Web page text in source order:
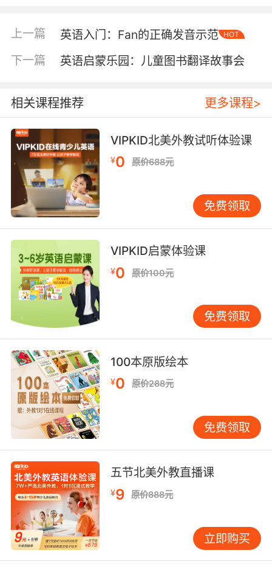
活，能够激发他们的阅读兴趣。 注重语言难度：
绘本的文字应简单易懂，避免使用过于复杂的句
式和生僻词汇。 考虑互动性：选择带有互动元素
的绘本，如翻翻书或触摸书，能够增强孩子的参
家长的引导方式直接影响孩子的学习效果。以下
是一些实用的阅读技巧： 亲子共读：与孩子一起
阅读绘本，不仅能够增进亲子关系，还能通过互
动帮助孩子理解故事内容。 重复阅读：多次阅读
同一本绘本，有助于孩子巩固记忆，并逐渐掌握
其中的语言表达。 提问与讨论：在阅读过程中，
可以适时提问，鼓励孩子用英语表达自己的想
法，从而提升他们的口语能力。 结合生活场景：
将绘本中的内容与日常生活联系起来，帮助孩子
更好地理解和运用所学知识。 绘本阅读的长期益
处 绘本阅读不仅能够帮助孩子学习英语，还能带
来多方面的长期益处。首先，它能够培养孩子的
阅读习惯，为未来的学习打下基础。其次，通过
阅读不同主题的绘本，孩子能够开阔视野，了解
多元文化。此外，绘本中的故事情节和人物形象
还能够帮助孩子发展情感认知和社交能力。 例
如，绘本《The Very Hungry Caterpillar》通过
讲述毛毛虫变成蝴蝶的故事，不仅教孩子认识食
物和星期的英文表达，还传递了关于成长和变化
的深刻寓意。这种寓教于乐的方式，让孩子在阅
读中获得知识的同时，也收获了人生的智慧。 数
字化时代的绘本阅读 随着科技的发展，数字化绘
本逐渐成为英语启蒙之旅的新选择。电子绘本不
仅保留了传统绘本的图文并茂，还融入了音频、
动画等多媒体元素，为孩子提供更加丰富的阅读
体验。例如，许多电子绘本应用支持点击单词发
音，帮助孩子纠正发音并学习正确的语调。 然
而，需要注意的是，数字化绘本不应完全取代传
统绘本。家长应根据孩子的需求和兴趣，合理平
衡两者，确保孩子在享受科技便利的同时，也能
上一篇 英语入门：Fan的正确发音示范 HOT
下一篇 英语启蒙乐园：儿童图书翻译故事会
相关课程推荐 更多课程>
VIPKID北美外教试听体验课
¥0 原价688元
免费领取
VIPKID启蒙体验课
¥0 原价100元
免费领取
100本原版绘本
¥0 原价288元
免费领取
五节北美外教直播课
¥9 原价888元
立即购买